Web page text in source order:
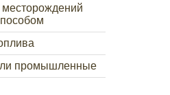
месторождений
промышленные